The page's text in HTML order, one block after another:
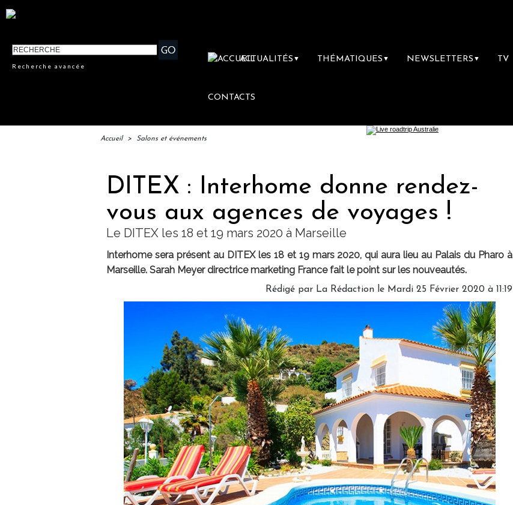
Recherche avancée
ACTUALITÉS ▼ THÉMATIQUES ▼ NEWSLETTERS ▼ TV
CONTACTS
Accueil > Salons et événements
DITEX : Interhome donne rendez-
vous aux agences de voyages !
Le DITEX les 18 et 19 mars 2020 à Marseille
Interhome sera présent au DITEX les 18 et 19 mars 2020, qui aura lieu au Palais du Pharo à
Marseille. Sarah Meyer directrice marketing France fait le point sur les nouveautés.
Rédigé par La Rédaction le Mardi 25 Février 2020 à 11:19